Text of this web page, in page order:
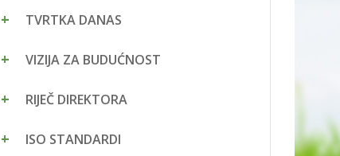
TVRTKA DANAS
VIZIJA ZA BUDUĆNOST
RIJEČ DIREKTORA
ISO STANDARDI